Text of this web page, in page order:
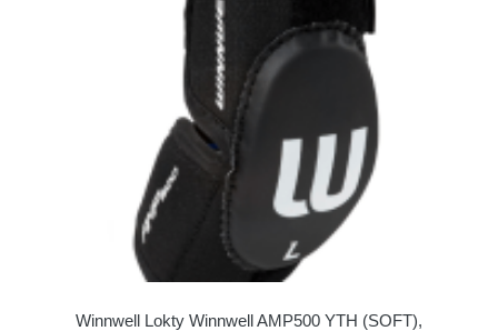
Winnwell Lokty Winnwell AMP500 YTH (SOFT),